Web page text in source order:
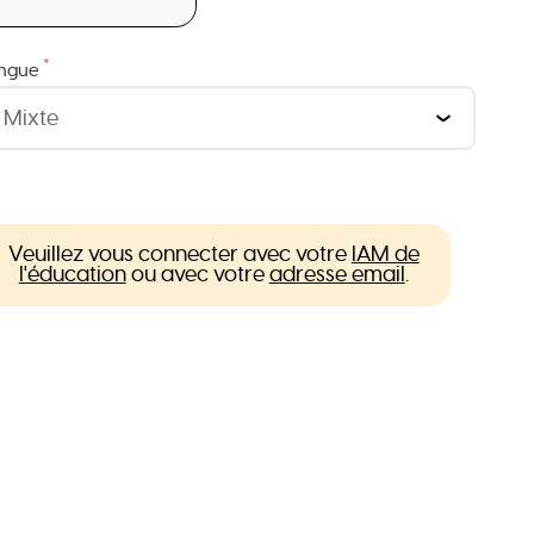
*
Veuillez vous connecter avec votre IAM de
l'éducationou avec votreadresse email.